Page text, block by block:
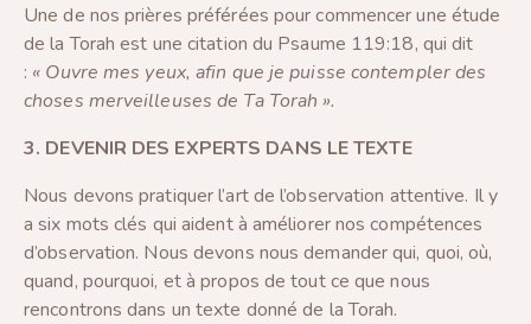
Une de nos prières préférées pour commencer une étude
de la Torah est une citation du Psaume 119:18, qui dit
: « Ouvre mes yeux, afin que je puisse contempler des
choses merveilleuses de Ta Torah ».
3. DEVENIR DES EXPERTS DANS LE TEXTE
Nous devons pratiquer l’art de l’observation attentive. Il y
a six mots clés qui aident à améliorer nos compétences
d’observation. Nous devons nous demander qui, quoi, où,
quand, pourquoi, et à propos de tout ce que nous
rencontrons dans un texte donné de la Torah.